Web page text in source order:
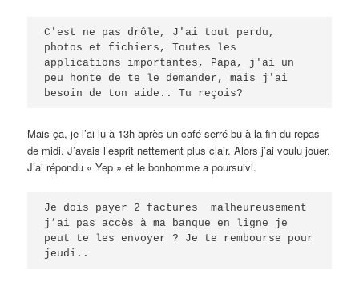
C'est ne pas drôle, J'ai tout perdu,
photos et fichiers, Toutes les
applications importantes, Papa, j'ai un
peu honte de te le demander, mais j'ai
besoin de ton aide.. Tu reçois?
Mais ça, je l’ai lu à 13h après un café serré bu à la fin du repas
de midi. J’avais l’esprit nettement plus clair. Alors j’ai voulu jouer.
J’ai répondu « Yep » et le bonhomme a poursuivi.
Je dois payer 2 factures  malheureusement
j’ai pas accès à ma banque en ligne je
peut te les envoyer ? Je te rembourse pour
jeudi..